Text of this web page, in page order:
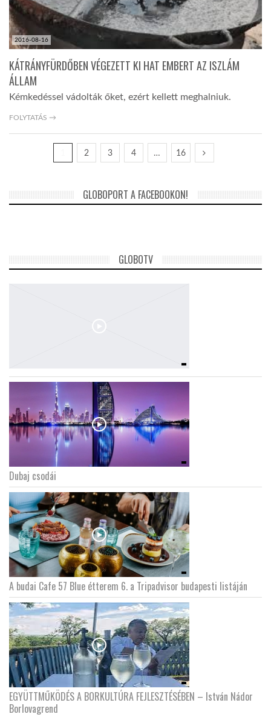
2016-08-16
KÁTRÁNYFÜRDŐBEN VÉGEZETT KI HAT EMBERT AZ ISZLÁM
ÁLLAM
Kémkedéssel vádolták őket, ezért kellett meghalniuk.
FOLYTATÁS →
2 3 4 … 16
GLOBOPORT A FACEBOOKON!
GLOBOTV
Dubaj csodái
A budai Cafe 57 Blue étterem 6. a Tripadvisor budapesti listáján
EGYÜTTMŰKÖDÉS A BORKULTÚRA FEJLESZTÉSÉBEN – István Nádor
Borlovagrend